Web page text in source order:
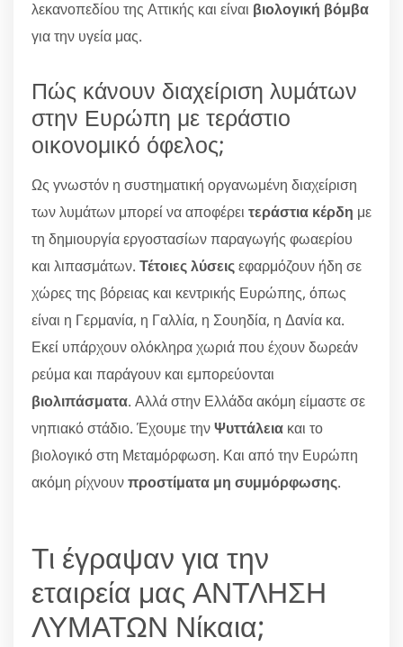
λεκανοπεδίου της Αττικής και είναι βιολογική βόμβα
για την υγεία μας.
Πώς κάνουν διαχείριση λυμάτων
στην Ευρώπη με τεράστιο
οικονομικό όφελος;
Ως γνωστόν η συστηματική οργανωμένη διαχείριση
των λυμάτων μπορεί να αποφέρει τεράστια κέρδη με
τη δημιουργία εργοστασίων παραγωγής φωαερίου
και λιπασμάτων. Τέτοιες λύσειςεφαρμόζουν ήδη σε
χώρες της βόρειας και κεντρικής Ευρώπης, όπως
είναι η Γερμανία, η Γαλλία, η Σουηδία, η Δανία κα.
Εκεί υπάρχουν ολόκληρα χωριά που έχουν δωρεάν
ρεύμα και παράγουν και εμπορεύονται
βιολιπάσματα. Αλλά στην Ελλάδα ακόμη είμαστε σε
νηπιακό στάδιο. Έχουμε τηνΨυττάλεια και το
βιολογικό στη Μεταμόρφωση. Και από την Ευρώπη
ακόμη ρίχνουνπροστίματα μη συμμόρφωσης.
Τι έγραψαν για την
εταιρεία μας ΑΝΤΛΗΣΗ
ΛΥΜΑΤΩΝ Νίκαια;